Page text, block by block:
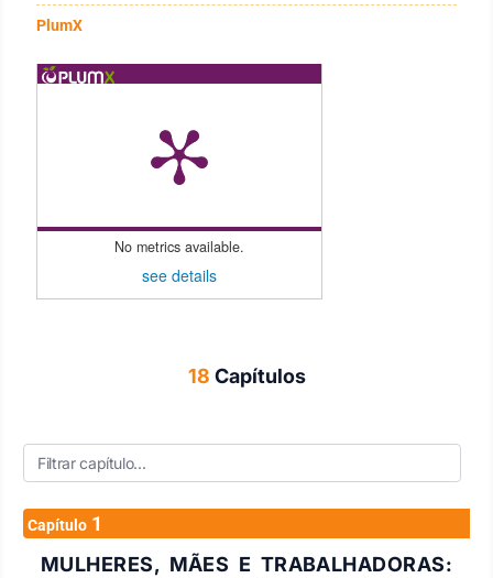
PlumX
No metrics available.
see details
18 Capítulos
Capítulo 1
MULHERES, MÃES E TRABALHADORAS: